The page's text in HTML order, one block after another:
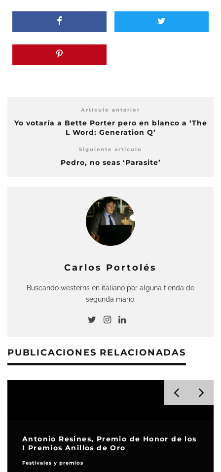
Artículo anterior
Yo votaría a Bette Porter pero en blanco a ‘The
L Word: Generation Q’
Siguiente artículo
Pedro, no seas ‘Parasite’
Carlos Portolés
Buscando westerns en italiano por alguna tienda de
segunda mano.
PUBLICACIONES RELACIONADAS
Antonio Resines, Premio de Honor de los
I Premios Anillos de Oro
Festivales y premios